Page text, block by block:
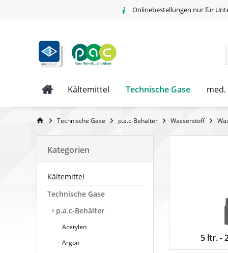
Onlinebestellungen nur für
Kältemittel Technische Gase med.
Technische Gase p.a.c-Behälter Wasserstoff
Kategorien
Kältemittel
Technische Gase
p.a.c-Behälter
Acetylen
Argon
5 ltr. -